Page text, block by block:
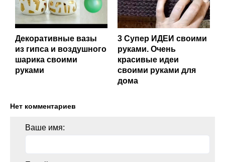
Декоративные вазы
из гипса и воздушного
шарика своими
руками
3 Супер ИДЕИ своими
руками. Очень
красивые идеи
своими руками для
дома
Нет комментариев
Ваше имя: